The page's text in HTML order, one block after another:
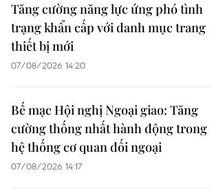
Tăng cường năng lực ứng phó tình
trạng khẩn cấp với danh mục trang
thiết bị mới
07/08/2026 14:20
Bế mạc Hội nghị Ngoại giao: Tăng
cường thống nhất hành động trong
hệ thống cơ quan đối ngoại
07/08/2026 14:17